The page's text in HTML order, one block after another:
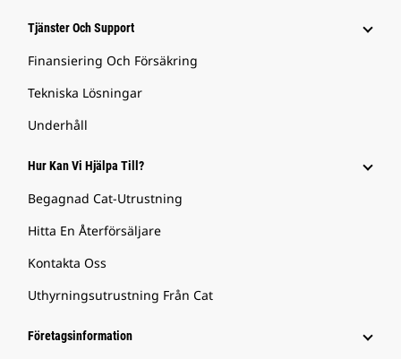
Tjänster Och Support
Finansiering Och Försäkring
Tekniska Lösningar
Underhåll
Hur Kan Vi Hjälpa Till?
Begagnad Cat-Utrustning
Hitta En Återförsäljare
Kontakta Oss
Uthyrningsutrustning Från Cat
Företagsinformation